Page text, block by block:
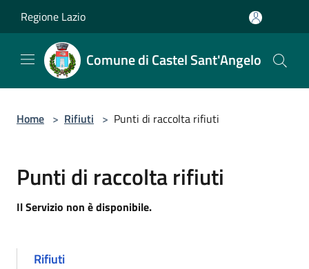
Regione Lazio
Comune di Castel Sant'Angelo
Home > Rifiuti > Punti di raccolta rifiuti
Punti di raccolta rifiuti
Il Servizio non è disponibile.
Rifiuti